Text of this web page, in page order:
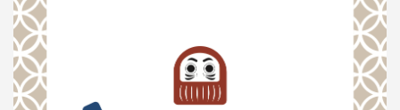
développer des compétences professionnelles à l’oral comme à
l’écrit. Le vocabulaire est de plus en plus complet et précis et
l’étude des kanji se poursuit. L’étude des structures syntaxiques
élémentaires s’étant achevé à la […]